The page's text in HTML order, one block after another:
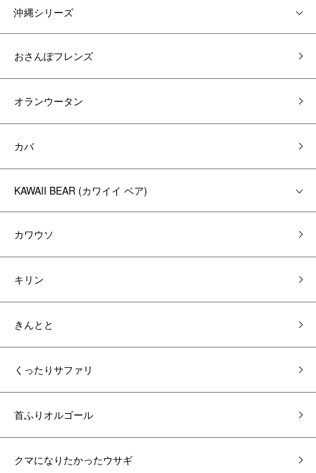
沖縄シリーズ
おさんぽフレンズ
オランウータン
カバ
KAWAII BEAR (カワイイ ベア)
カワウソ
キリン
きんとと
くったりサファリ
首ふりオルゴール
クマになりたかったウサギ